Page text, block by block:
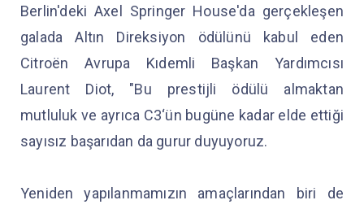
Berlin'deki Axel Springer House'da gerçekleşen
galada Altın Direksiyon ödülünü kabul eden
Citroën Avrupa Kıdemli Başkan Yardımcısı
Laurent Diot, "Bu prestijli ödülü almaktan
mutluluk ve ayrıca C3‘ün bugüne kadar elde ettiği
sayısız başarıdan da gurur duyuyoruz.
Yeniden yapılanmamızın amaçlarından biri de